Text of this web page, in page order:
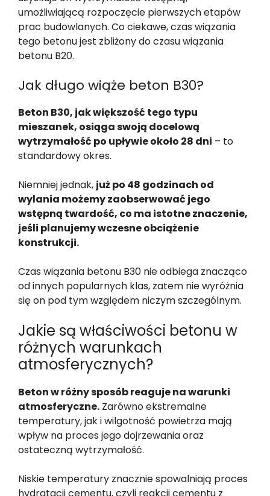
umożliwiającą rozpoczęcie pierwszych etapów
prac budowlanych. Co ciekawe, czas wiązania
tego betonu jest zbliżony do czasu wiązania
betonu B20.
Jak długo wiąże beton B30?
Beton B30, jak większość tego typu
mieszanek, osiąga swoją docelową
wytrzymałość po upływie około 28 dni – to
standardowy okres.
Niemniej jednak, już po 48 godzinach od
wylania możemy zaobserwować jego
wstępną twardość, co ma istotne znaczenie,
jeśli planujemy wczesne obciążenie
konstrukcji.
Czas wiązania betonu B30 nie odbiega znacząco
od innych popularnych klas, zatem nie wyróżnia
się on pod tym względem niczym szczególnym.
Jakie są właściwości betonu w
różnych warunkach
atmosferycznych?
Beton w różny sposób reaguje na warunki
atmosferyczne. Zarówno ekstremalne
temperatury, jak i wilgotność powietrza mają
wpływ na proces jego dojrzewania oraz
ostateczną wytrzymałość.
Niskie temperatury znacznie spowalniają proces